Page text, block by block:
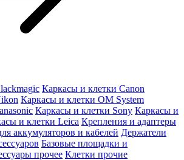
Каркасы и клетки Canon
Каркасы и клетки OM System
Каркасы и клетки Sony Каркасы и
и клетки Leica Крепления и адаптеры
аккумуляторов и кабелей Держатели
Базовые площадки и
прочее Клетки прочие